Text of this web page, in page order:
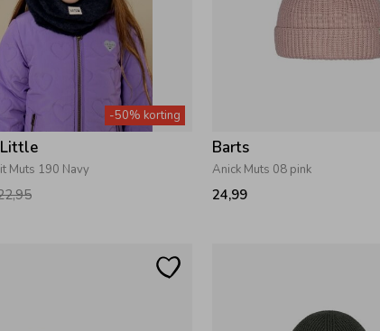
-50% korting
Muts 190 Navy
Barts
Anick Muts 08 pink
24,99